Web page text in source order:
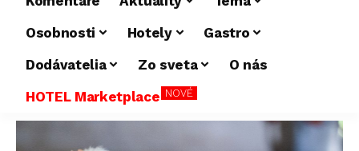
Osobnosti
Hotely
Gastro
Dodávatelia
Zo sveta
O nás
HOTEL Marketplace NOVÉ